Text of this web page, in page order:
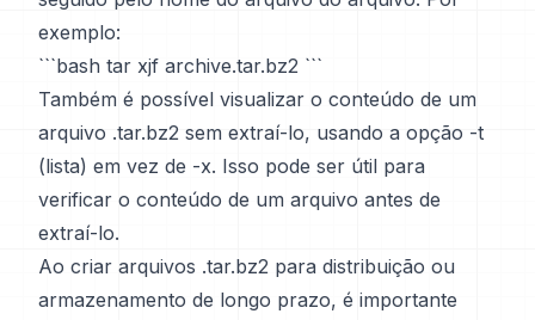
exemplo:
```bash tar xjf archive.tar.bz2 ```
Também é possível visualizar o conteúdo de um
arquivo .tar.bz2 sem extraí-lo, usando a opção -t
(lista) em vez de -x. Isso pode ser útil para
verificar o conteúdo de um arquivo antes de
extraí-lo.
Ao criar arquivos .tar.bz2 para distribuição ou
armazenamento de longo prazo, é importante